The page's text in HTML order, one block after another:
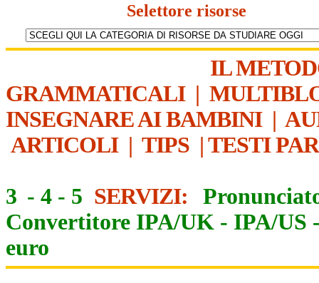
Selettore risorse
IL
GRAMMATICALI|
INSEGNARE AI BAMBINI|
ARTICOLI| TIPS | TESTI
3 - 4 - 5 SERVIZI:
Convertitore IPA/UK - IPA/US
euro